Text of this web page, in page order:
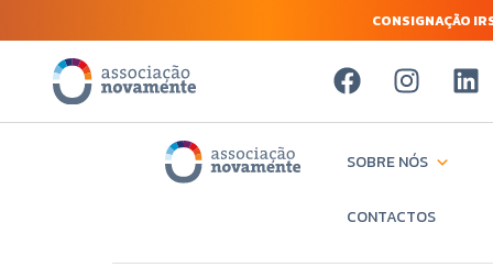
CONSIGNAÇÃO
SOBRE NÓS
CONTACTOS